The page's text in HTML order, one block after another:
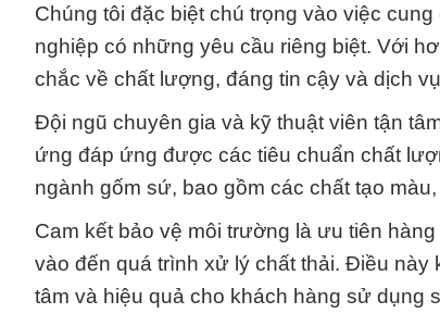
Chúng tôi đặc biệt chú trọng vào việc
nghiệp có những yêu cầu riêng biệt. Với
chắc về chất lượng, đáng tin cậy và dịch
Đội ngũ chuyên gia và kỹ thuật viên tận
ứng đáp ứng được các tiêu chuẩn chất
ngành gốm sứ, bao gồm các chất tạo
Cam kết bảo vệ môi trường là ưu tiên
vào đến quá trình xử lý chất thải. Điều này
tâm và hiệu quả cho khách hàng sử dụng